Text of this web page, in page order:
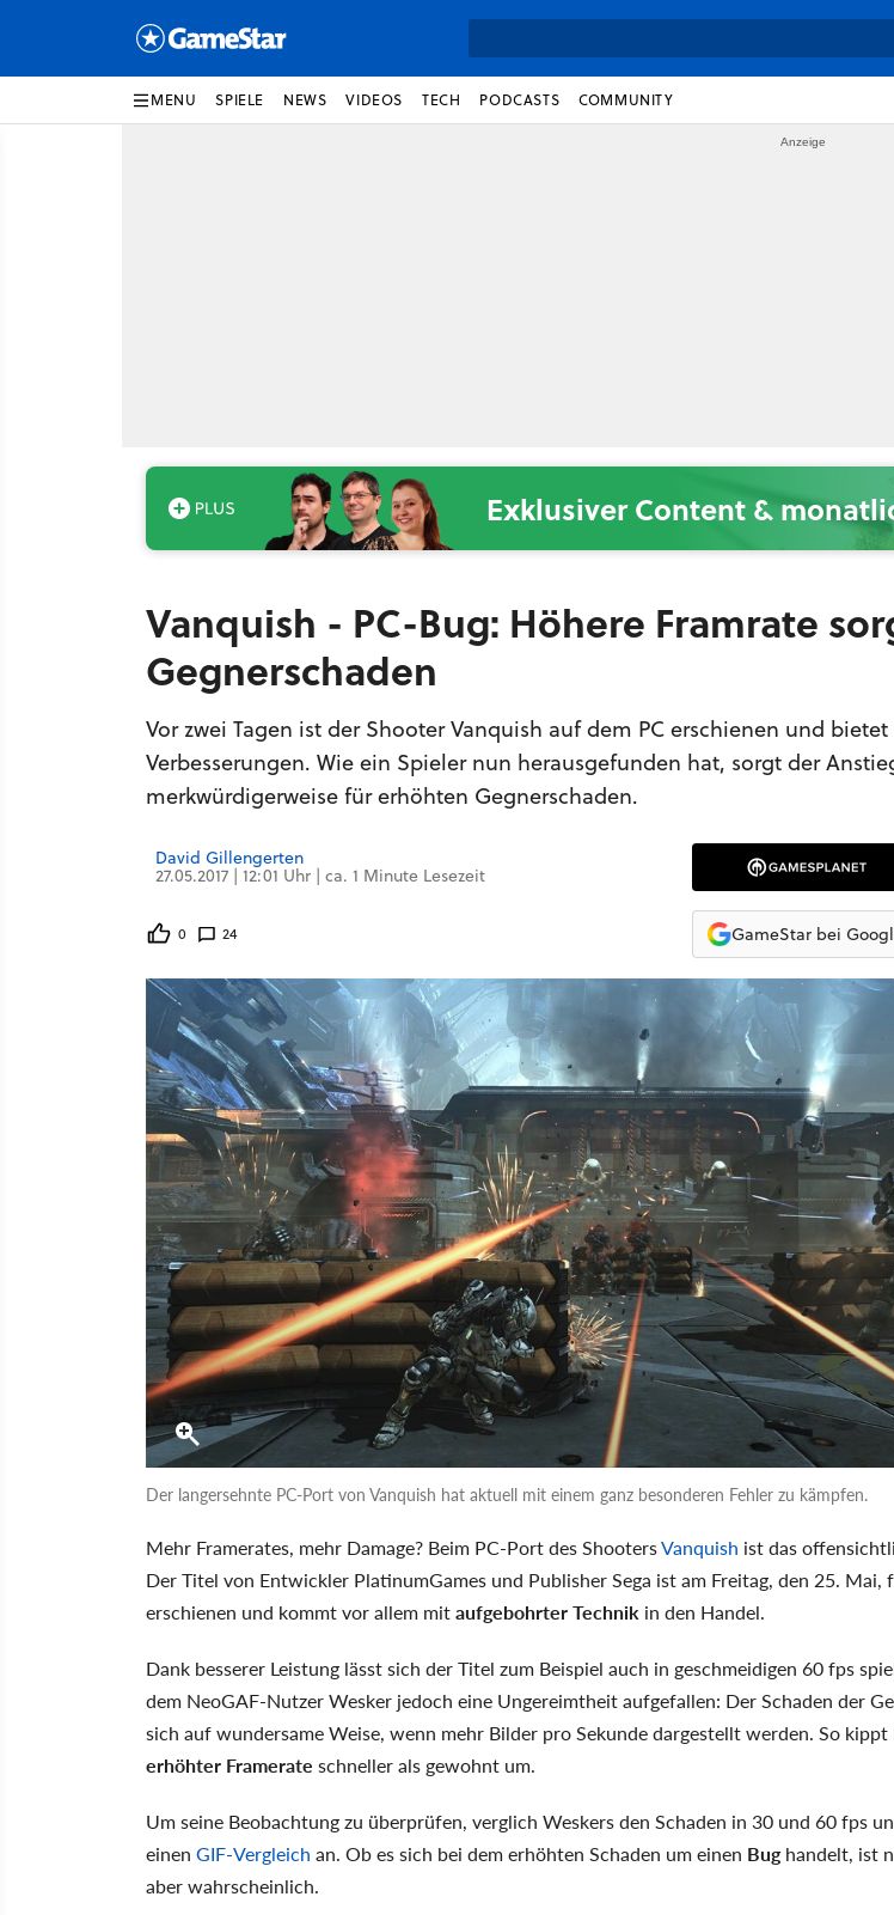
MENU SPIELE NEWS VIDEOS TECH PODCASTS COMMUNITY
Exklusiver Content &
Vanquish - PC-Bug: Höhere Framrate
Gegnerschaden
Vor zwei Tagen ist der Shooter Vanquish auf dem PC erschienen und
Verbesserungen. Wie ein Spieler nun herausgefunden hat, sorgt der
merkwürdigerweise für erhöhten Gegnerschaden.
David Gillengerten
27.05.2017 | 12:01 Uhr | ca. 1 Minute Lesezeit
0 24 GameStar bei
Der langersehnte PC-Port von Vanquish hat aktuell mit einem ganz besonderen Fehler zu kämpfen.
Mehr Framerates, mehr Damage? Beim PC-Port des ShootersVanquish ist das
Der Titel von Entwickler PlatinumGames und Publisher Sega ist am Freitag, den 25. Mai,
erschienen und kommt vor allem mitaufgebohrter Technik in den Handel.
Dank besserer Leistung lässt sich der Titel zum Beispiel auch in geschmeidigen 60 fps
dem NeoGAF-Nutzer Wesker jedoch eine Ungereimtheit aufgefallen: Der Schaden der
sich auf wundersame Weise, wenn mehr Bilder pro Sekunde dargestellt werden. So kippt
erhöhter Framerate schneller als gewohnt um.
Um seine Beobachtung zu überprüfen, verglich Weskers den Schaden in 30 und 60 fps
einen GIF-Vergleich an. Ob es sich bei dem erhöhten Schaden um einen Bughandelt, ist
aber wahrscheinlich.